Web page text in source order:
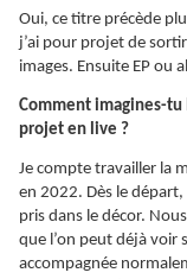
Oui, ce titre précède
j’ai pour projet de
images. Ensuite EP ou
Comment imagines-
projet en live ?
Je compte travailler la
en 2022. Dès le
pris dans le décor.
que l’on peut déjà voir
accompagnée